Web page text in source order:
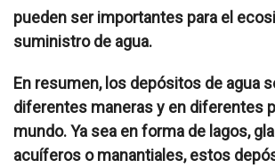
pueden ser importantes para el
suministro de agua.
En resumen, los depósitos de agua
diferentes maneras y en diferentes
mundo. Ya sea en forma de lagos,
acuíferos o manantiales, estos